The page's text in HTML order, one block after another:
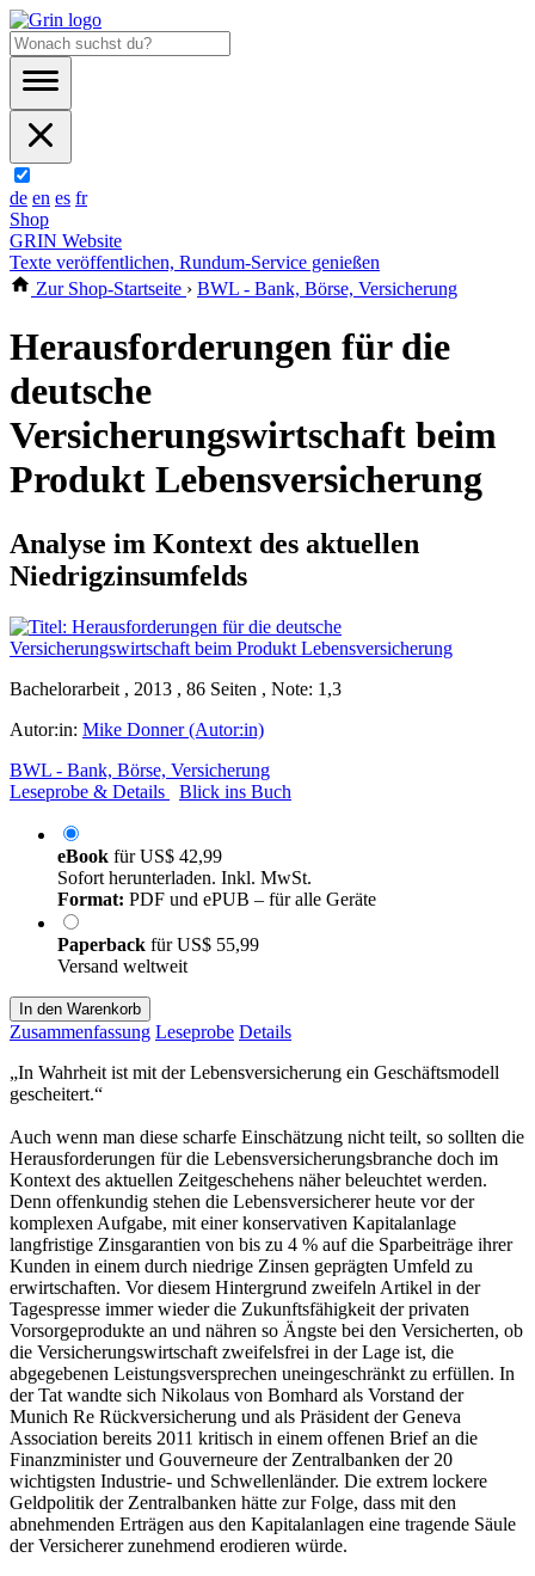
de en es fr
Shop
GRIN Website
Texte veröffentlichen, Rundum-Service genießen
Zur Shop-Startseite › BWL - Bank, Börse, Versicherung
Herausforderungen für die
deutsche
Versicherungswirtschaft beim
Produkt Lebensversicherung
Analyse im Kontext des aktuellen
Niedrigzinsumfelds
Bachelorarbeit , 2013 , 86 Seiten , Note: 1,3
Autor:in: Mike Donner (Autor:in)
BWL - Bank, Börse, Versicherung
Leseprobe & Details
Blick ins Buch
eBook fürUS$ 42,99
Sofort herunterladen. Inkl. MwSt.
Format: PDF und ePUB – für alle Geräte
Paperback fürUS$ 55,99
Versand weltweit
In den Warenkorb
Zusammenfassung Leseprobe Details
„In Wahrheit ist mit der Lebensversicherung ein Geschäftsmodell
gescheitert.“
Auch wenn man diese scharfe Einschätzung nicht teilt, so sollten die
Herausforderungen für die Lebensversicherungsbranche doch im
Kontext des aktuellen Zeitgeschehens näher beleuchtet werden.
Denn offenkundig stehen die Lebensversicherer heute vor der
komplexen Aufgabe, mit einer konservativen Kapitalanlage
langfristige Zinsgarantien von bis zu 4 % auf die Sparbeiträge ihrer
Kunden in einem durch niedrige Zinsen geprägten Umfeld zu
erwirtschaften. Vor diesem Hintergrund zweifeln Artikel in der
Tagespresse immer wieder die Zukunftsfähigkeit der privaten
Vorsorgeprodukte an und nähren so Ängste bei den Versicherten, ob
die Versicherungswirtschaft zweifelsfrei in der Lage ist, die
abgegebenen Leistungsversprechen uneingeschränkt zu erfüllen. In
der Tat wandte sich Nikolaus von Bomhard als Vorstand der
Munich Re Rückversicherung und als Präsident der Geneva
Association bereits 2011 kritisch in einem offenen Brief an die
Finanzminister und Gouverneure der Zentralbanken der 20
wichtigsten Industrie- und Schwellenländer. Die extrem lockere
Geldpolitik der Zentralbanken hätte zur Folge, dass mit den
abnehmenden Erträgen aus den Kapitalanlagen eine tragende Säule
der Versicherer zunehmend erodieren würde.